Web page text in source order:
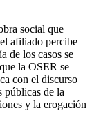
social que
afiliado percibe
de los casos se
la OSER se
con el discurso
públicas de la
y la erogación